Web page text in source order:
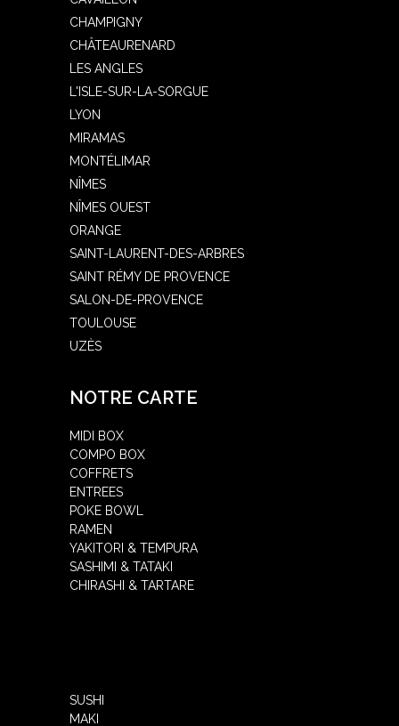
CHAMPIGNY
CHÂTEAURENARD
LES ANGLES
L'ISLE-SUR-LA-SORGUE
LYON
MIRAMAS
MONTÉLIMAR
NÎMES
NÎMES OUEST
ORANGE
SAINT-LAURENT-DES-ARBRES
SAINT RÉMY DE PROVENCE
SALON-DE-PROVENCE
TOULOUSE
UZÈS
NOTRE CARTE
MIDI BOX
COMPO BOX
COFFRETS
ENTREES
POKE BOWL
RAMEN
YAKITORI & TEMPURA
SASHIMI & TATAKI
CHIRASHI & TARTARE
SUSHI
MAKI